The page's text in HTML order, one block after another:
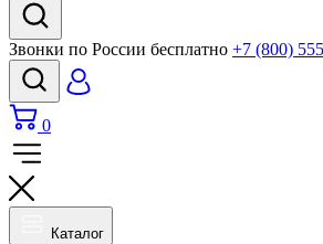
Звонки по России бесплатно +7 (800)
0
Каталог